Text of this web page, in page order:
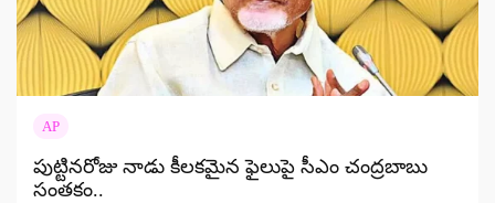
AP
పుట్టినరోజు నాడు కీలకమైన ఫైలుపై సీఎం చంద్రబాబు
సంతకం..